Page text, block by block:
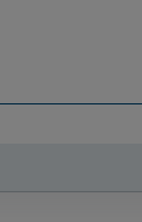
Nordrhein-